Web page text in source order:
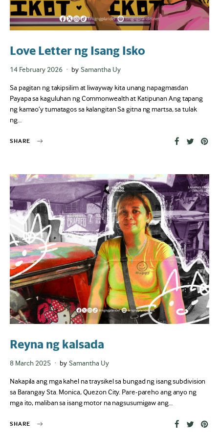
Love Letter ng Isang Isko
Posted
14 February 2026 by Samantha Uy
Sa pagitan ng takipsilim at liwayway kita unang napagmasdan
Payapa sa kaguluhan ng Commonwealth at Katipunan Ang tapang
ng kamao’y tumatagos sa kalangitan Sa gitna ng martsa, sa tulak
ng…
SHARE
Reyna ng kalsada
Posted
8 March 2025 by Samantha Uy
Nakapila ang mga kahel na traysikel sa bungad ng isang subdivision
sa Barangay Sta. Monica, Quezon City. Pare-pareho ang anyo ng
mga ito, maliban sa isang motor na nagsusumigaw ang…
SHARE